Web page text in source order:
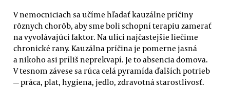
V nemocniciach sa učíme hľadať kauzálne príčiny
rôznych chorôb, aby sme boli schopní terapiu zamerať
na vyvolávajúci faktor. Na ulici najčastejšie liečime
chronické rany. Kauzálna príčina je pomerne jasná
a nikoho asi príliš neprekvapí. Je to absencia domova.
V tesnom závese sa rúca celá pyramída ďalších potrieb
— práca, plat, hygiena, jedlo, zdravotná starostlivosť.